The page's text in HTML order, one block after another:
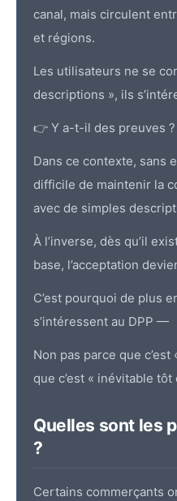
canal, mais circulent
et régions.
Les utilisateurs ne se
descriptions », ils
👉 Y a-t-il des preuves
Dans ce contexte, sans
difficile de maintenir la
avec de simples
À l’inverse, dès qu’il
base, l’acceptation
C’est pourquoi de plus
s’intéressent au DPP —
Non pas parce que
que c’est « inévitable tôt
Quelles sont les
?
Certains commerçants